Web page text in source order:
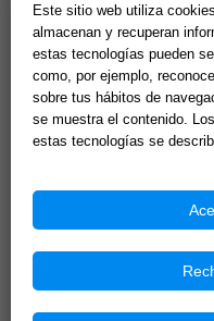
Ref. 522280
17,26
EL TAROT EN TUS
Este sitio web utiliza
almacenan y recuperan
estas tecnologías pueden
como, por ejemplo,
sobre tus hábitos de
se muestra el contenido.
estas tecnologías se